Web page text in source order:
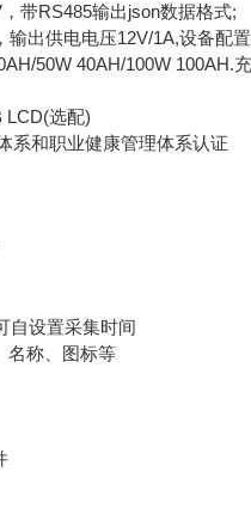
带RS485输出json数据格式;
出供电电压12V/1A,设备配
50W 40AH/100W 100AH.
选配)
和职业健康管理体系认证
设置采集时间
称、图标等